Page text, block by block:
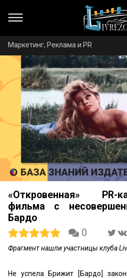
Маркетинг, Реклама и PR
«Откровенная» PR-
фильма с
Бардо
0
Фрагмент нашли участницы клуба
Не успела Брижит [Бардо]